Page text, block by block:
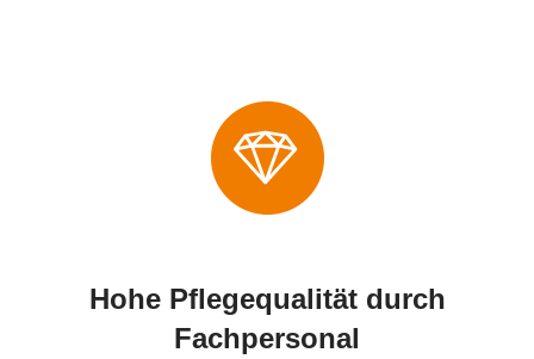
Hohe Pflegequalität durch
Fachpersonal